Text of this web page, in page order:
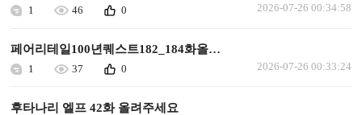
1 46 0 2026-07-26 00:34:58
페어리테일100년퀘스트182_184화올려주세요요청합니다
1 37 0 2026-07-26 00:33:24
후타나리 엘프 42화 올려주세요